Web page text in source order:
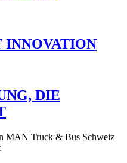
DIE
MAN Truck & Bus Schweiz